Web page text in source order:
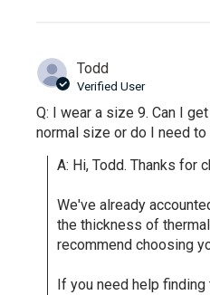
Todd
Verified User
Q: I wear a size 9. Can I
normal size or do I need
A: Hi, Todd. Thanks for
We've already
the thickness of
recommend choosing
If you need help